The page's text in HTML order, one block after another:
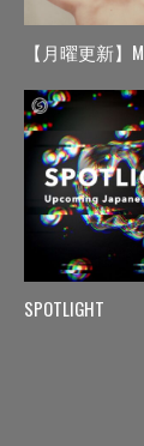
SPOTLIGHT